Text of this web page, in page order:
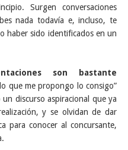
Surgen conversaciones
nada todavía e, incluso, te
haber sido identificados en un
son bastante
que me propongo lo consigo”
discurso aspiracional que ya
y se olvidan de dar
para conocer al concursante,